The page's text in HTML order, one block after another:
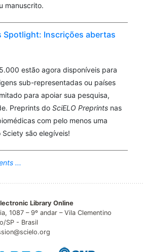
manuscrito.
Spotlight: Inscrições abertas
estão agora disponíveis para
sub-representadas ou países
para apoiar sua pesquisa,
Preprints do SciELO Preprints nas
com pelo menos uma
são elegíveis!
...
Library Online
1087 – 9º andar – Vila Clementino
SP - Brasil